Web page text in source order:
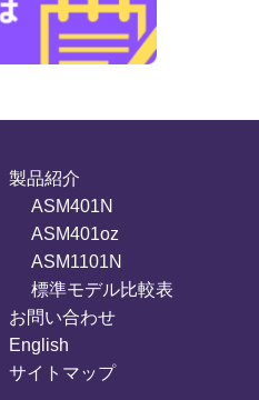
製品紹介
ASM401N
ASM401oz
ASM1101N
標準モデル比較表
お問い合わせ
English
サイトマップ